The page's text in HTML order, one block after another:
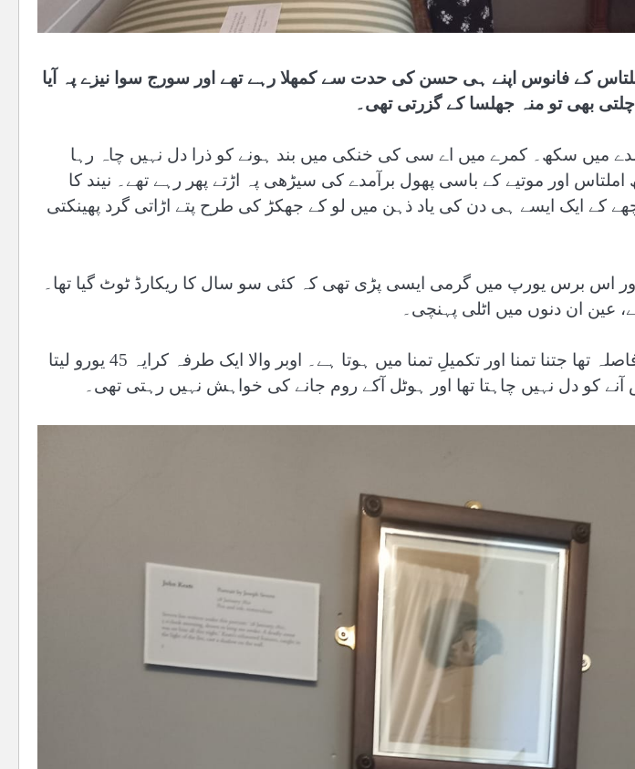
کے فانوس اپنے ہی حسن کی حدت سے کمھلا رہے تھے اور سورج سوا نیزے پہ آیا
چلتی بھی تو منہ جھلسا کے گزرتی تھی۔
میں سکھ۔ کمرے میں اے سی کی خنکی میں بند ہونے کو ذرا دل نہیں چاہ رہا
اور موتیے کے باسی پھول برآمدے کی سیڑھی پہ اڑتے پھر رہے تھے۔ نیند کا
کے ایک ایسے ہی دن کی یاد ذہن میں لو کے جھکڑ کی طرح پتے اڑاتی گرد پھینکتی
اس برس یورپ میں گرمی ایسی پڑی تھی کہ کئی سو سال کا ریکارڈ ٹوٹ گیا تھا۔
عین ان دنوں میں اٹلی پہنچی۔
میریٹ اور روم میں اتنا ہی فاصلہ تھا جتنا تمنا اور تکمیلِ تمنا میں ہوتا ہے۔ اوبر والا ایک طرفہ کرایہ 45 یورو لیتا
کو دل نہیں چاہتا تھا اور ہوٹل آکے روم جانے کی خواہش نہیں رہتی تھی۔